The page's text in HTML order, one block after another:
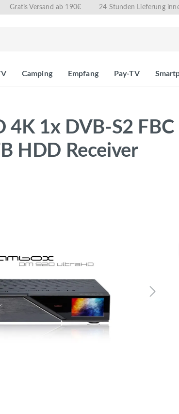
Gratis Versand ab 190€ 24 Stunden Lieferung
Camping Empfang Pay-TV
4K 1x DVB-S2
HDD Receiver